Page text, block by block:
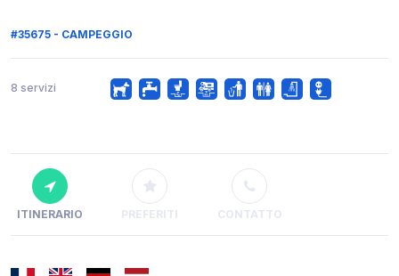
#35675 - CAMPEGGIO
8 servizi
ITINERARIO PREFERITI CONTATTO